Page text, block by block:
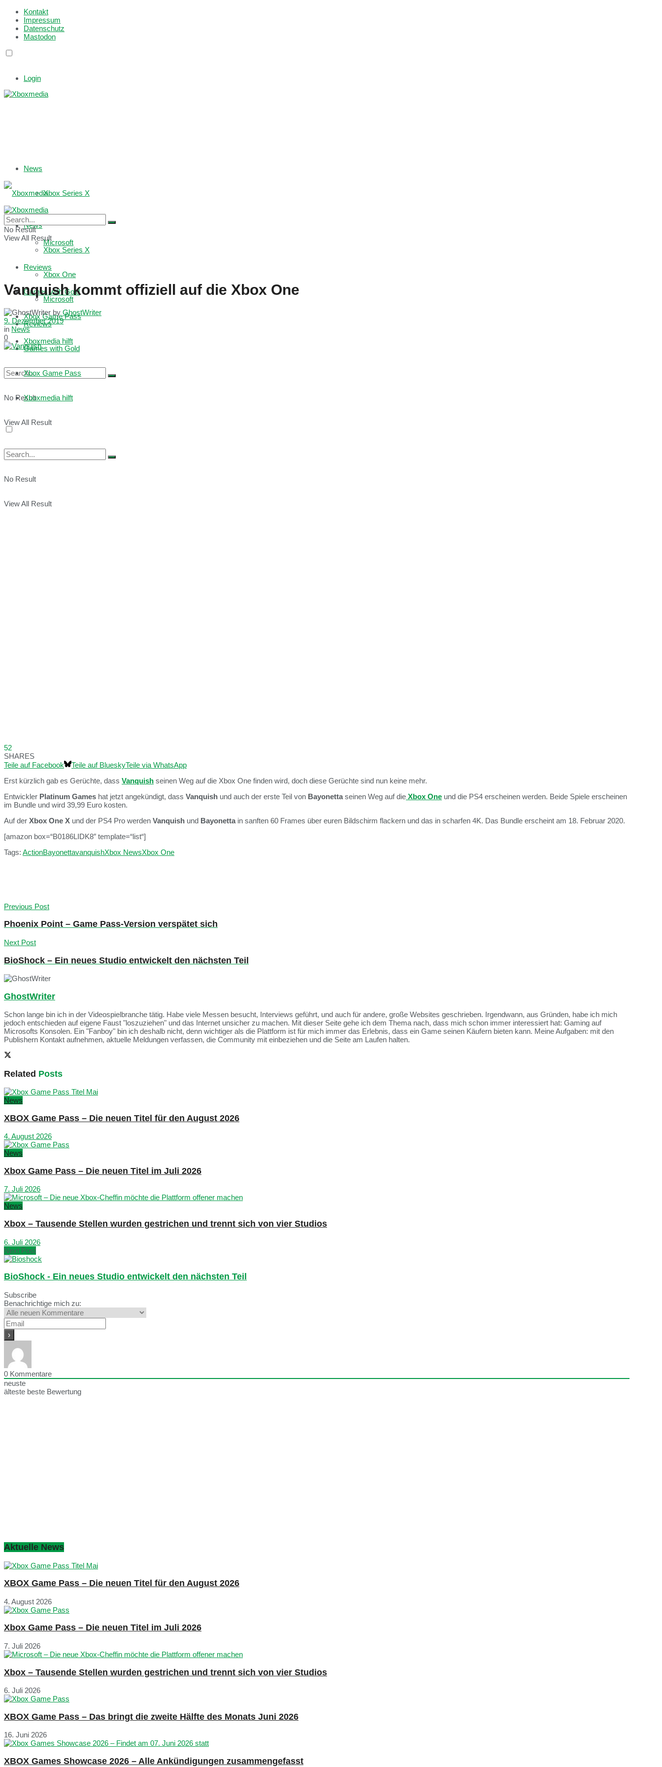
Kontakt
Impressum
Datenschutz
Mastodon
Login
News
Xbox Series X
Microsoft
Reviews
Games with Gold
Xbox Game Pass
Xboxmedia hilft
No Result
View All Result
News
Xbox Series X
Xbox One
Microsoft
Reviews
Games with Gold
Xbox Game Pass
Xboxmedia hilft
No Result
View All Result
No Result
View All Result
Vanquish kommt offiziell auf die Xbox One
by GhostWriter
9. Dezember 2019
in News
0
52
SHARES
Teile auf Facebook
Teile auf BlueskyTeile via WhatsApp
Erst kürzlich gab es Gerüchte, dass Vanquish seinen Weg auf die Xbox One finden wird, doch diese Gerüchte sind nun keine mehr.
Entwickler Platinum Games hat jetzt angekündigt, dass Vanquish und auch der erste Teil von Bayonettaseinen Weg auf die Xbox One und die PS4 erscheinen werden. Beide Spiele erscheinen
im Bundle und wird 39,99 Euro kosten.
Auf der Xbox One X und der PS4 Pro werden Vanquish und Bayonettain sanften 60 Frames über euren Bildschirm flackern und das in scharfen 4K. Das Bundle erscheint am 18. Februar 2020.
[amazon box=“B0186LIDK8″ template=“list“]
Tags: ActionBayonettavanquishXbox NewsXbox One
Previous Post
Phoenix Point – Game Pass-Version verspätet sich
Next Post
BioShock – Ein neues Studio entwickelt den nächsten Teil
GhostWriter
Schon lange bin ich in der Videospielbranche tätig. Habe viele Messen besucht, Interviews geführt, und auch für andere, große Websites geschrieben. Irgendwann, aus Gründen, habe ich mich
jedoch entschieden auf eigene Faust "loszuziehen" und das Internet unsicher zu machen. Mit dieser Seite gehe ich dem Thema nach, dass mich schon immer interessiert hat: Gaming auf
Microsofts Konsolen. Ein "Fanboy" bin ich deshalb nicht, denn wichtiger als die Plattform ist für mich immer das Erlebnis, dass ein Game seinen Käufern bieten kann. Meine Aufgaben: mit den
Publishern Kontakt aufnehmen, aktuelle Meldungen verfassen, die Community mit einbeziehen und die Seite am Laufen halten.
Related Posts
News
XBOX Game Pass – Die neuen Titel für den August 2026
4. August 2026
News
Xbox Game Pass – Die neuen Titel im Juli 2026
7. Juli 2026
News
Xbox – Tausende Stellen wurden gestrichen und trennt sich von vier Studios
6. Juli 2026
Next Post
BioShock - Ein neues Studio entwickelt den nächsten Teil
Subscribe
Benachrichtige mich zu:
0 Kommentare
neuste
älteste beste Bewertung
Aktuelle News
XBOX Game Pass – Die neuen Titel für den August 2026
4. August 2026
Xbox Game Pass – Die neuen Titel im Juli 2026
7. Juli 2026
Xbox – Tausende Stellen wurden gestrichen und trennt sich von vier Studios
6. Juli 2026
XBOX Game Pass – Das bringt die zweite Hälfte des Monats Juni 2026
16. Juni 2026
XBOX Games Showcase 2026 – Alle Ankündigungen zusammengefasst